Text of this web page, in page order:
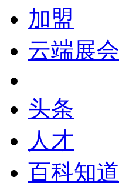
加盟
云端展会
头条
人才
百科知道